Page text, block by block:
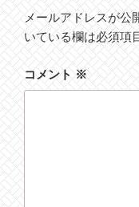
メールアドレスが公
いている欄は必須項
コメント※